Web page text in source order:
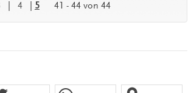
4 5 41 - 44 von 44